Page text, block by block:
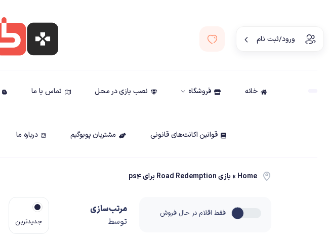
ورود/ثبت نام
خانه فروشگاه نصب بازی در محل تماس با ما
قوانین اکانت‌های قانونی مشتریان پوبوگیم درباره ما
Home
» بازی Road Redemption برای ps4
فقط اقلام در حال فروش
مرتب‌سازی
توسط
جدیدترین